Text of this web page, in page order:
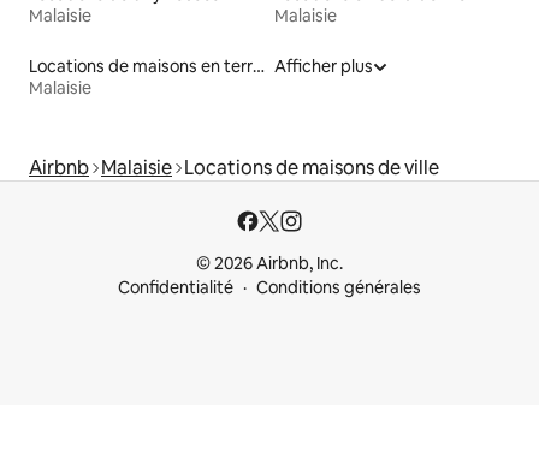
Malaisie
Malaisie
Locations de maisons en terre
Malaisie
Afficher plus
Airbnb Malaisie Locations de maisons de ville
© 2026 Airbnb, Inc.
Confidentialité
Conditions générales